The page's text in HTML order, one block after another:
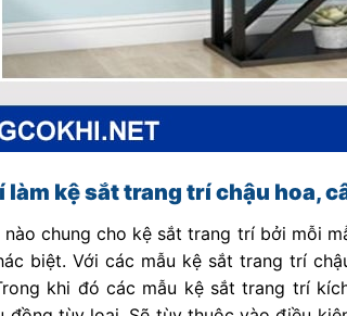
làm kệ sắt trang trí chậu hoa,
chung cho kệ sắt trang trí bởi mỗi
biệt. Với các mẫu kệ sắt trang trí
khi đó các mẫu kệ sắt trang trí